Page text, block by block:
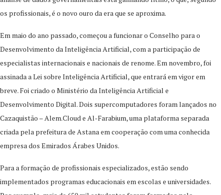
os profissionais, é o novo ouro da era que se aproxima.
Em maio do ano passado, começou a funcionar o Conselho para o
Desenvolvimento da Inteligência Artificial, com a participação de
especialistas internacionais e nacionais de renome. Em novembro, foi
assinada a Lei sobre Inteligência Artificial, que entrará em vigor em
breve. Foi criado o Ministério da Inteligência Artificial e
Desenvolvimento Digital. Dois supercomputadores foram lançados no
Cazaquistão – Alem.Cloud e Al-Farabium, uma plataforma separada
criada pela prefeitura de Astana em cooperação com uma conhecida
empresa dos Emirados Árabes Unidos.
Para a formação de profissionais especializados, estão sendo
implementados programas educacionais em escolas e universidades.